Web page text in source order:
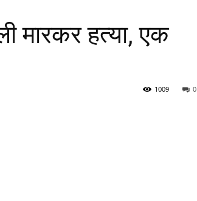
मारकर हत्या, एक
0
1009